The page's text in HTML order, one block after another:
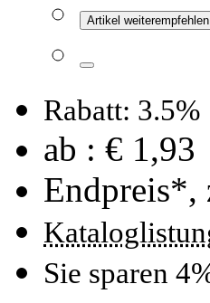
Artikel weiterempfehlen
Rabatt: 3.5%
ab : € 1,93
Endpreis*,
Sie sparen